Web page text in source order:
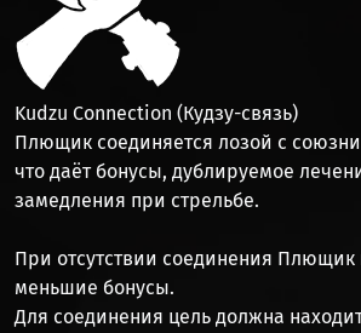
Kudzu Connection (Кудзу-связь)
Плющик соединяется лозой с
что даёт бонусы, дублируемое
замедления при стрельбе.
При отсутствии соединения Плющик
меньшие бонусы.
Для соединения цель должна